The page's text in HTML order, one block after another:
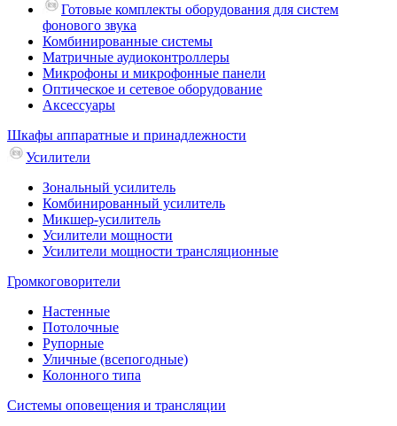
Готовые комплекты оборудования для систем
фонового звука
Комбинированные системы
Матричные аудиоконтроллеры
Микрофоны и микрофонные панели
Оптическое и сетевое оборудование
Аксессуары
Шкафы аппаратные и принадлежности
Усилители
Зональный усилитель
Комбинированный усилитель
Микшер-усилитель
Усилители мощности
Усилители мощности трансляционные
Громкоговорители
Настенные
Потолочные
Рупорные
Уличные (всепогодные)
Колонного типа
Системы оповещения и трансляции